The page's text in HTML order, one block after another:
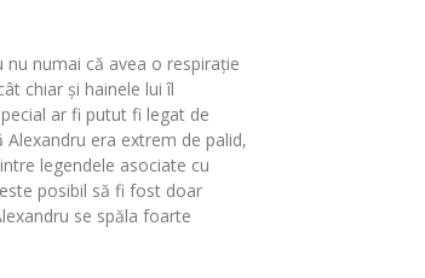
numai că avea o respirație
chiar și hainele lui îl
ar fi putut fi legat de
era extrem de palid,
legendele asociate cu
posibil să fi fost doar
se spăla foarte